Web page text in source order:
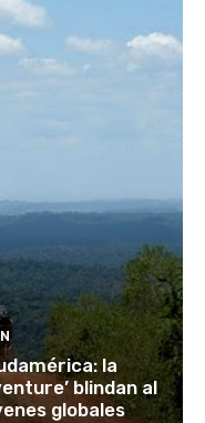
la
blindan al
globales